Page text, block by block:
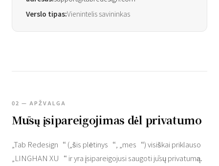
Verslo tipas:Vienintelis savininkas
02 — APŽVALGA
Mūsų įsipareigojimas dėl privatumo
„Tab Redesign“ („šis plėtinys“, „mes“) visiškai priklauso
„LINGHAN XU“ ir yra įsipareigojusi saugoti jūsų privatumą.